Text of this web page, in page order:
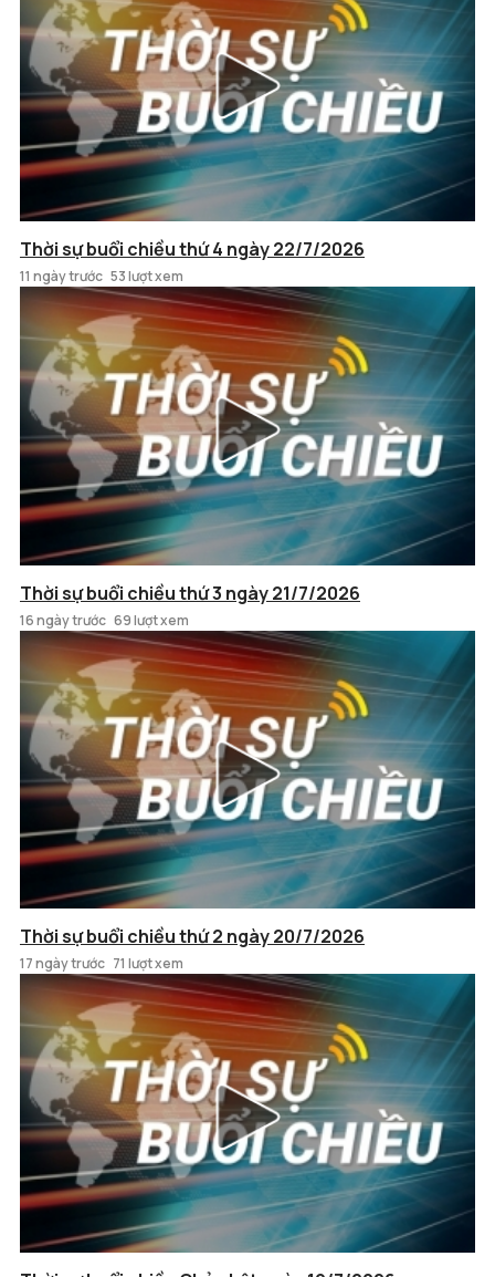
Thời sự buổi chiều thứ 4 ngày 22/7/2026
11 ngày trước 53 lượt xem
Thời sự buổi chiều thứ 3 ngày 21/7/2026
16 ngày trước 69 lượt xem
Thời sự buổi chiều thứ 2 ngày 20/7/2026
17 ngày trước 71 lượt xem